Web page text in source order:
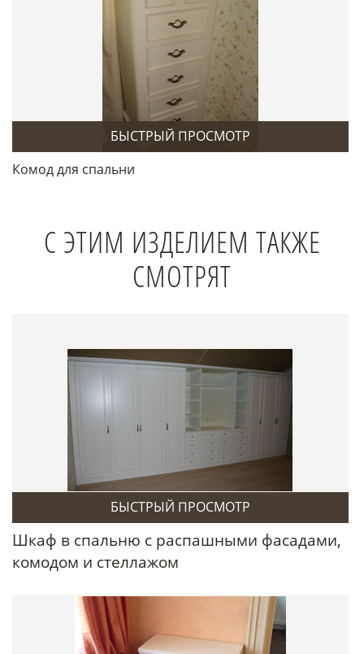
БЫСТРЫЙ ПРОСМОТР
Комод для спальни
С ЭТИМ ИЗДЕЛИЕМ ТАКЖЕ
СМОТРЯТ
БЫСТРЫЙ ПРОСМОТР
Шкаф в спальню с распашными фасадами,
комодом и стеллажом